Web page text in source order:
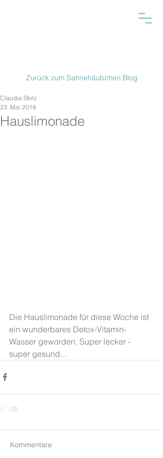
Zurück zum Sahnehäubchen Blog
Hauslimonade
Claudia Stolz
23. Mai 2018
Die Hauslimonade für diese Woche ist
ein wunderbares Detox-Vitamin-
Wasser geworden. Super lecker -
super gesund...
Kommentare